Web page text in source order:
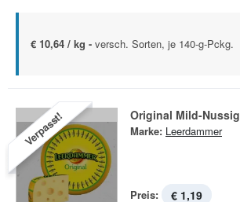
€ 10,64 / kg - versch. Sorten, je 140-g-Pckg.
Verpasst! Original Mild-Nussig
Marke: Leerdammer
Preis: € 1,19